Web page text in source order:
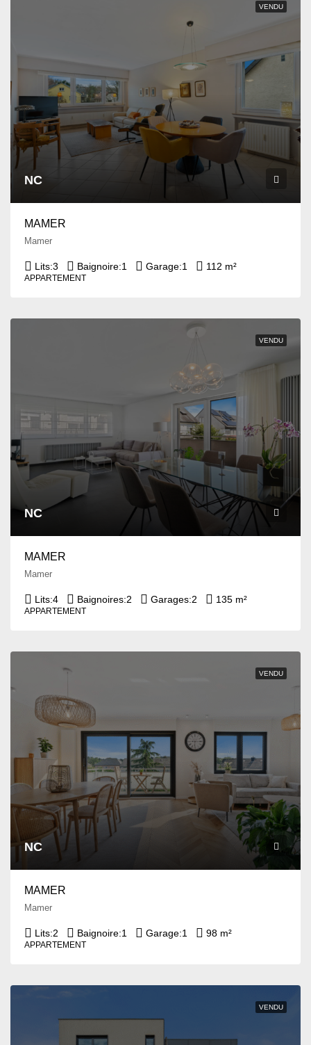
VENDU
NC
MAMER
Mamer
Lits:3 Baignoire:1 Garage:1 112 m²
APPARTEMENT
VENDU
NC
MAMER
Mamer
Lits:4 Baignoires:2 Garages:2 135 m²
APPARTEMENT
VENDU
NC
MAMER
Mamer
Lits:2 Baignoire:1 Garage:1 98 m²
APPARTEMENT
VENDU